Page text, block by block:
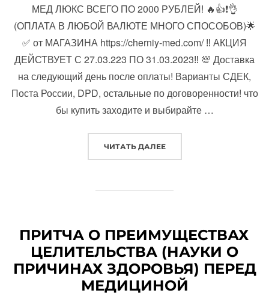
МЕД ЛЮКС ВСЕГО ПО 2000 РУБЛЕЙ! 🔥👍❗️👌
(ОПЛАТА В ЛЮБОЙ ВАЛЮТЕ МНОГО СПОСОБОВ)🌟
✅ от МАГАЗИНА https://cherniy-med.com/ ‼️ АКЦИЯ
ДЕЙСТВУЕТ С 27.03.223 ПО 31.03.2023‼️ 💯 Доставка
на следующий день после оплаты! Варианты СДЕК,
Поста России, DPD, остальные по договоренности! что
бы купить заходите и выбирайте …
ЧИТАТЬ ДАЛЕЕ«КУПИТЬ ЧЕРНЫЙ МЕД
ПРИТЧА О ПРЕИМУЩЕСТВАХ
ЦЕЛИТЕЛЬСТВА (НАУКИ О
ПРИЧИНАХ ЗДОРОВЬЯ) ПЕРЕД
МЕДИЦИНОЙ